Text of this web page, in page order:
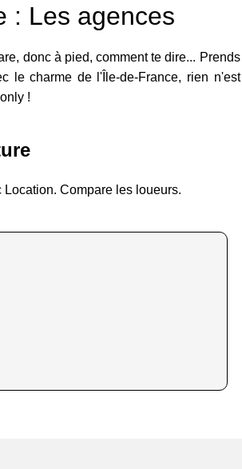
: Les agences
donc à pied, comment te dire... Prends
le charme de l'Île-de-France, rien n'est
!
Compare les loueurs.